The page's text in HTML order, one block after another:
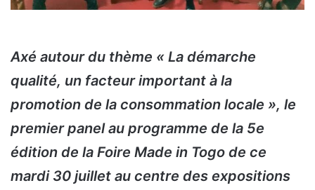
Axé autour du thème « La démarche
qualité, un facteur important à la
promotion de la consommation locale », le
premier panel au programme de la 5e
édition de la Foire Made in Togo de ce
mardi 30 juillet au centre des expositions